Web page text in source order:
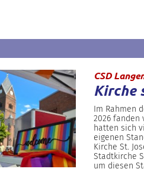
CSD
Kirche
Im Rahmen
2026 fanden
hatten sich
eigenen
Kirche St.
Stadtkirche
um diesen